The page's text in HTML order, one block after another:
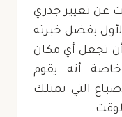
عن تغيير جذري
بفضل خبرته
أن تجعل أي مكان
أنه يقوم
التي تمتلك